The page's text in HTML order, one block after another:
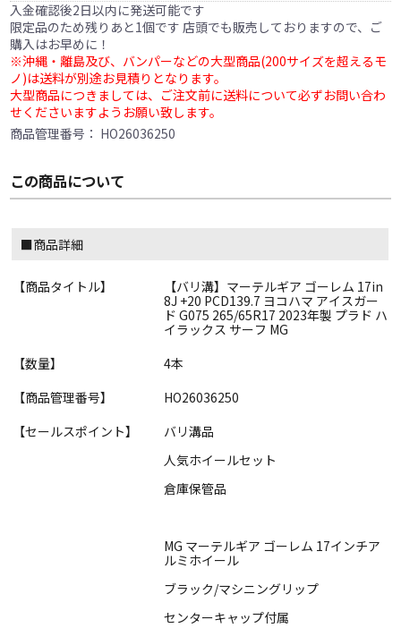
入金確認後2日以内に発送可能です
限定品のため残りあと1個です 店頭でも販売しておりますので、ご
購入はお早めに！
※沖縄・離島及び、バンパーなどの大型商品(200サイズを超えるモ
ノ)は送料が別途お見積りとなります。
大型商品につきましては、ご注文前に送料について必ずお問い合わ
せくださいますようお願い致します。
商品管理番号： HO26036250
この商品について
■商品詳細
【商品タイトル】
【バリ溝】マーテルギア ゴーレム 17in
8J +20 PCD139.7 ヨコハマ アイスガー
ド G075 265/65R17 2023年製 プラド ハ
イラックス サーフ MG
【数量】
4本
【商品管理番号】
HO26036250
【セールスポイント】
バリ溝品
人気ホイールセット
倉庫保管品
MG マーテルギア ゴーレム 17インチア
ルミホイール
ブラック/マシニングリップ
センターキャップ付属